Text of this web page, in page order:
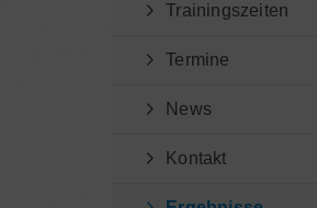
Trainingszeiten
Termine
News
Kontakt